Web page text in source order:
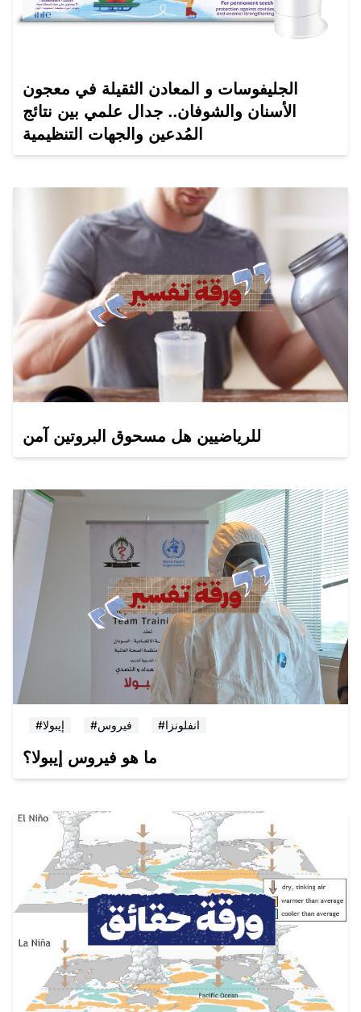
الجليفوسات و المعادن الثقيلة في معجون
الأسنان والشوفان.. جدال علمي بين نتائج
المُدعين والجهات التنظيمية
للرياضيين هل مسحوق البروتين آمن
#إيبولا #فيروس #انفلونزا
ما هو فيروس إيبولا؟